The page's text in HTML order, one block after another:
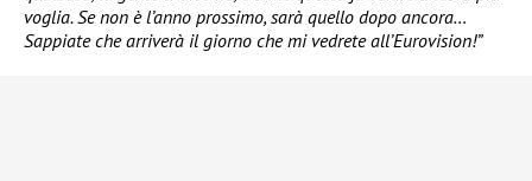
voglia. Se non è l’anno prossimo, sarà quello dopo ancora…
Sappiate che arriverà il giorno che mi vedrete all’Eurovision!”